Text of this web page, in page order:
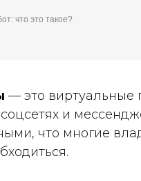
на
что это такое?
— это виртуальные
соцсетях и
что многие